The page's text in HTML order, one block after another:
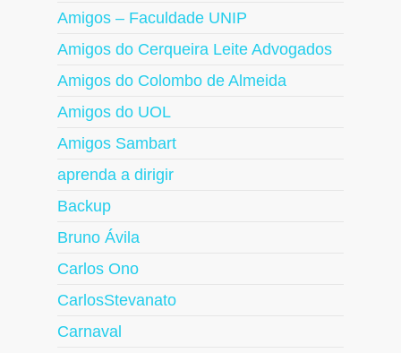
Amigos – Faculdade UNIP
Amigos do Cerqueira Leite Advogados
Amigos do Colombo de Almeida
Amigos do UOL
Amigos Sambart
aprenda a dirigir
Backup
Bruno Ávila
Carlos Ono
CarlosStevanato
Carnaval